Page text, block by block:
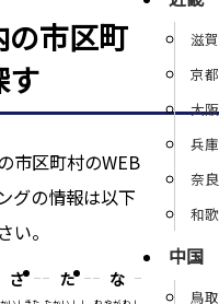
の市区町
す
市区町村のWEB
グの情報は以下
い。
さ
た
な
滋
京
大
兵
奈
和
中国
鳥